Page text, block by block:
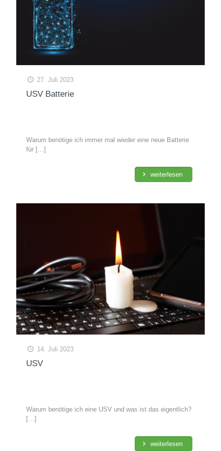
27. Juli 2023
USV Batterie
Warum benötige ich immer mal wieder eine neue Batterie
für […]
weiterlesen
14. Juli 2023
USV
Warum benötige ich eine USV und was ist das eigentlich?
[…]
weiterlesen